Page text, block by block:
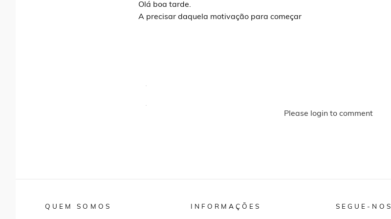
Olá boa tarde.
A precisar daquela motivação para começar
Please login to comment
QUEM SOMOS INFORMAÇÕES SEGUE-NOS